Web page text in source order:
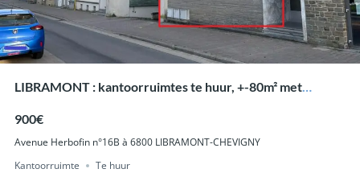
LIBRAMONT : kantoorruimtes te huur, +-80m² met
900€
Avenue Herbofin n°16B à 6800 LIBRAMONT-CHEVIGNY
Kantoorruimte
Te huur